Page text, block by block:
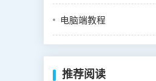
电脑端教程
推荐阅读